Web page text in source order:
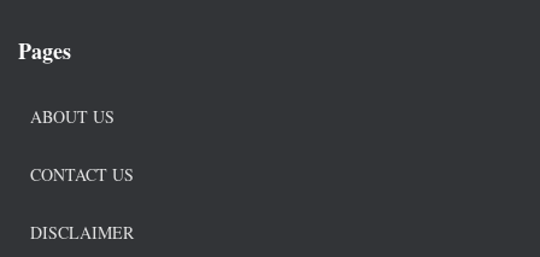
Pages
ABOUT US
CONTACT US
DISCLAIMER